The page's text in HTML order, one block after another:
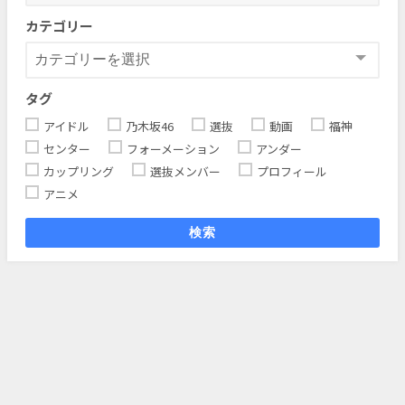
カテゴリー
タグ
アイドル 乃木坂46 選抜 動画
福神
センター
フォーメーション
アンダー
カップリング
選抜メンバー
プロフィール
アニメ
検索